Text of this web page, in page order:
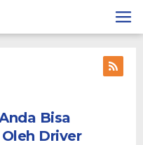
Bisa
Driver